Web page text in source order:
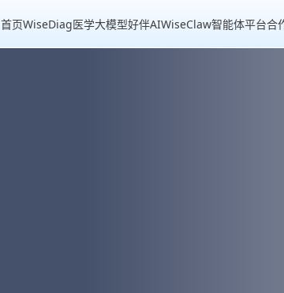
首页WiseDiag医学大模型好伴AIWiseClaw智能体平台合